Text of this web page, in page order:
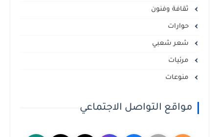
ثقافة وفنون
حوارات
شعر شعبي
مرئيات
منوعات
مواقع التواصل الاجتماعي